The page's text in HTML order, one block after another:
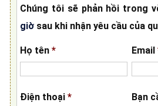
Chúng tôi sẽ phản hồi trong
giờ sau khi nhận yêu cầu của
Họ tên * Email
Điện thoại * Bạn